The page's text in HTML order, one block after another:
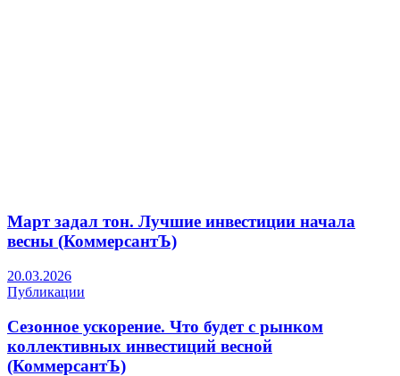
Март задал тон. Лучшие инвестиции начала
весны (КоммерсантЪ)
20.03.2026
Публикации
Сезонное ускорение. Что будет с рынком
коллективных инвестиций весной
(КоммерсантЪ)